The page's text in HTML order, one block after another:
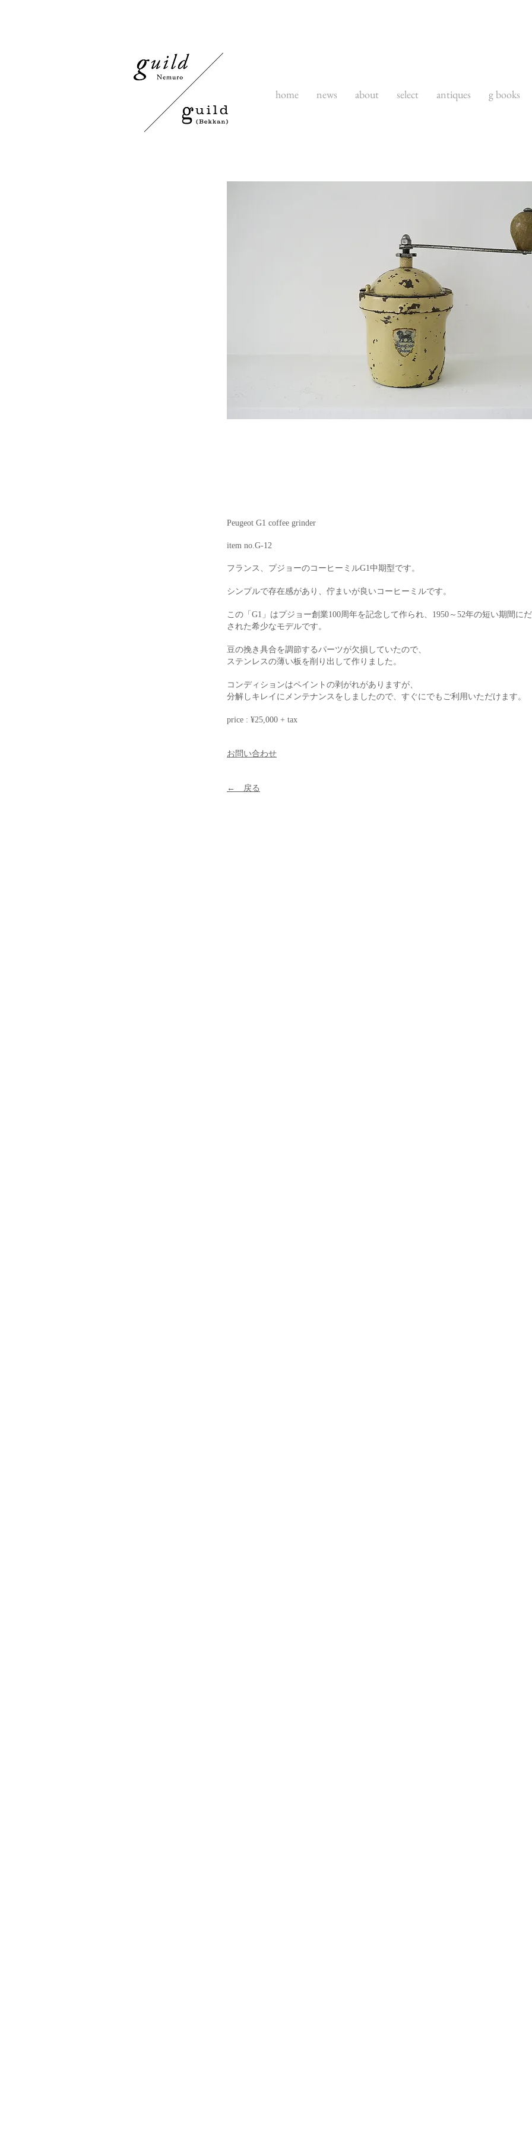
home news about select antiques g books
Peugeot G1 coffee grinder
item no.G-12
フランス、プジョーのコーヒーミルG1中期型です。
シンプルで存在感があり、佇まいが良いコーヒーミルです。
この「G1」はプジョー創業100周年を記念し て作られ、1950～52年の短い期間に
された希少なモデルです。
豆の挽き具合を調節するパーツが欠損していたので、
​ステンレスの薄い板を削り出して作りました。
コンディションはペイントの剥がれがありますが、
分解しキレイにメンテナンスをしましたので、すぐにでもご利用いただけます。
price : ¥25,000 + tax
お問い合わせ
← 戻る